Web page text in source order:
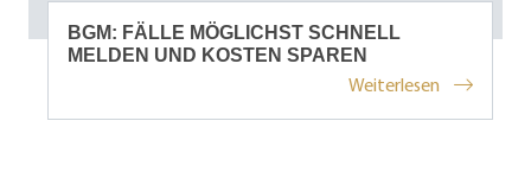
BGM: FÄLLE MÖGLICHST SCHNELL
MELDEN UND KOSTEN SPAREN
Weiterlesen